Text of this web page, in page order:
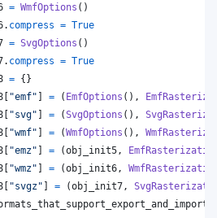
= WmfOptions ()
. compress = True
= SvgOptions ()
. compress = True
= {}
[ "emf" ] = ( EmfOptions (),
[ "svg" ] = (SvgOptions (),
[ "wmf" ] = (WmfOptions (),
[ "emz" ] = (obj_init5 ,
[ "wmz" ] = (obj_init6 ,
[ "svgz" ] = (obj_init7 ,